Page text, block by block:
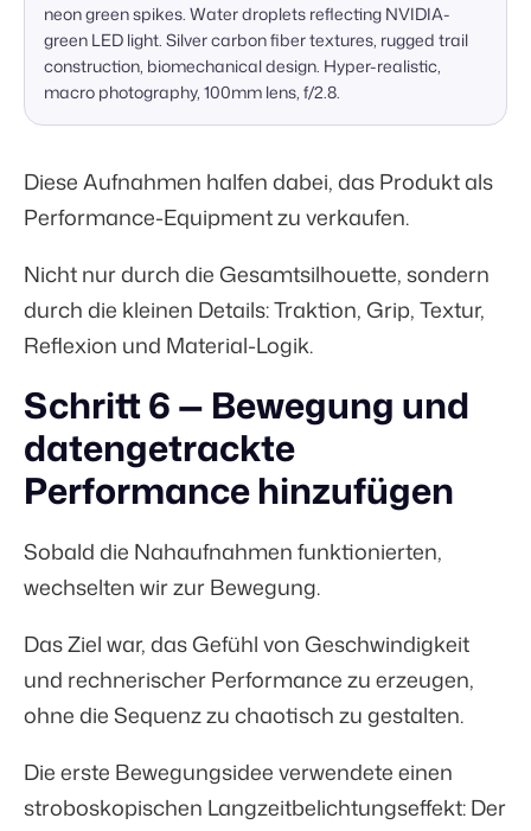
neon green spikes. Water droplets reflecting NVIDIA-
green LED light. Silver carbon fiber textures, rugged trail
construction, biomechanical design. Hyper-realistic,
macro photography, 100mm lens, f/2.8.
Diese Aufnahmen halfen dabei, das Produkt als
Performance-Equipment zu verkaufen.
Nicht nur durch die Gesamtsilhouette, sondern
durch die kleinen Details: Traktion, Grip, Textur,
Reflexion und Material-Logik.
Schritt 6 — Bewegung und
datengetrackte
Performance hinzufügen
Sobald die Nahaufnahmen funktionierten,
wechselten wir zur Bewegung.
Das Ziel war, das Gefühl von Geschwindigkeit
und rechnerischer Performance zu erzeugen,
ohne die Sequenz zu chaotisch zu gestalten.
Die erste Bewegungsidee verwendete einen
stroboskopischen Langzeitbelichtungseffekt: Der